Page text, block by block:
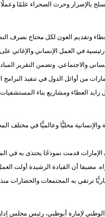
بالإصرار وحرث الصحراء علمًا وعملًا
وتقديم العون لكل محتاج بصرف
في العمل الإنساني والإغاثي
والاجتماعي. وتضمن التقرير
من أوائل الدول في تنفيذ
العطاء ومشاريع بناء المستشفيات
والإنسانية محليًّا وعالميًّا في مختلف
قدمت نموذجًا يحتذى به في
مضيفا أن القيادة الرشيدة أولت
ترتقي به المجتمعات والحضارات